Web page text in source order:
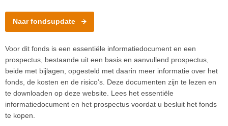
Naar fondsupdate
Voor dit fonds is een essentiële informatiedocument en een
prospectus, bestaande uit een basis en aanvullend prospectus,
beide met bijlagen, opgesteld met daarin meer informatie over het
fonds, de kosten en de risico’s. Deze documenten zijn te lezen en
te downloaden op deze website. Lees het essentiële
informatiedocument en het prospectus voordat u besluit het fonds
te kopen.